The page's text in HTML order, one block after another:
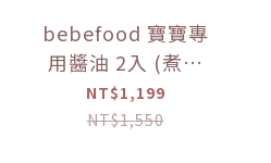
bebefood 寶寶專
用醬油 2入 (煮湯
*1+沾用*1)
+bebefood 兒童調
NT$1,199
NT$1,550